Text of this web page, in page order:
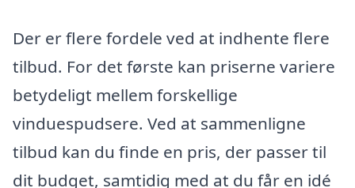
Der er flere fordele ved at indhente flere
tilbud. For det første kan priserne variere
betydeligt mellem forskellige
vinduespudsere. Ved at sammenligne
tilbud kan du finde en pris, der passer til
dit budget, samtidig med at du får en idé